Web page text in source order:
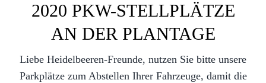
2020 PKW-STELLPLÄTZE
AN DER PLANTAGE
Liebe Heidelbeeren-Freunde, nutzen Sie bitte unsere
Parkplätze zum Abstellen Ihrer Fahrzeuge, damit die